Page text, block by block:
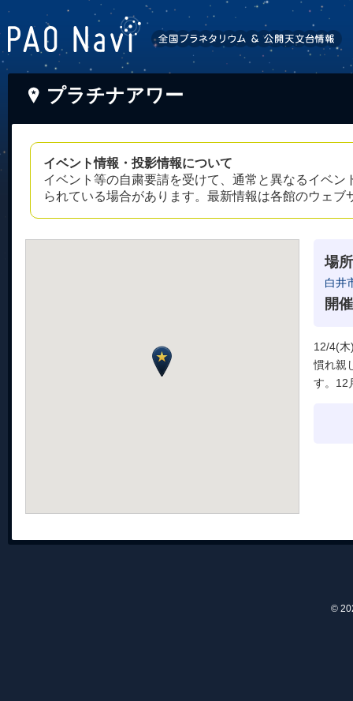
プラチナアワー
イベント情報・投影情報について
イベント等の自粛要請を受けて、通常と異なるイベ
られている場合があります。最新情報は各館のウェ
場所
白井
開
12/4(
慣れ親
す。12
©